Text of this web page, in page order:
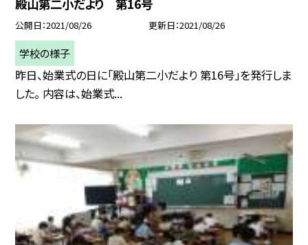
殿山第二小だより 第16号
公開日 2021/08/26 更新日 2021/08/26
学校の様子
昨日、始業式の日に「殿山第二小だより 第16号」を発行しま
した。 内容は、始業式...